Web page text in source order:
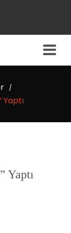
/
Yaptı
Yaptı